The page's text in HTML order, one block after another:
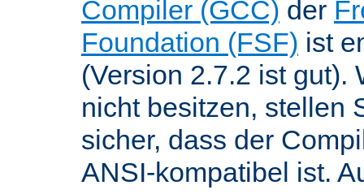
Compiler (GCC) der
Foundation (FSF) ist
(Version 2.7.2 ist gut).
nicht besitzen, stellen
sicher, dass der
ANSI-kompatibel ist.